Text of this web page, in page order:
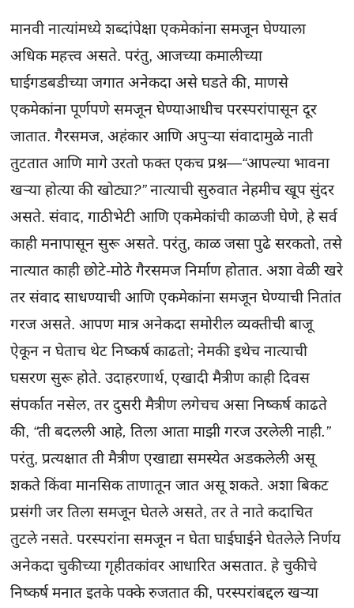
मानवी नात्यांमध्ये शब्दांपेक्षा एकमेकांना समजून घेण्याला
अधिक महत्त्व असते. परंतु, आजच्या कमालीच्या
घाईगडबडीच्या जगात अनेकदा असे घडते की, माणसे
एकमेकांना पूर्णपणे समजून घेण्याआधीच परस्परांपासून दूर
जातात. गैरसमज, अहंकार आणि अपुऱ्या संवादामुळे नाती
तुटतात आणि मागे उरतो फक्त एकच प्रश्न—“आपल्या भावना
खऱ्या होत्या की खोट्या?”नात्याची सुरुवात नेहमीच खूप सुंदर
असते. संवाद, गाठीभेटी आणि एकमेकांची काळजी घेणे, हे सर्व
काही मनापासून सुरू असते. परंतु, काळ जसा पुढे सरकतो, तसे
नात्यात काही छोटे-मोठे गैरसमज निर्माण होतात. अशा वेळी खरे
तर संवाद साधण्याची आणि एकमेकांना समजून घेण्याची नितांत
गरज असते. आपण मात्र अनेकदा समोरील व्यक्तीची बाजू
ऐकून न घेताच थेट निष्कर्ष काढतो; नेमकी इथेच नात्याची
घसरण सुरू होते. उदाहरणार्थ, एखादी मैत्रीण काही दिवस
संपर्कात नसेल, तर दुसरी मैत्रीण लगेचच असा निष्कर्ष काढते
की, “ती बदलली आहे, तिला आता माझी गरज उरलेली नाही.”
परंतु, प्रत्यक्षात ती मैत्रीण एखाद्या समस्येत अडकलेली असू
शकते किंवा मानसिक ताणातून जात असू शकते. अशा बिकट
प्रसंगी जर तिला समजून घेतले असते, तर ते नाते कदाचित
तुटले नसते. परस्परांना समजून न घेता घाईघाईने घेतलेले निर्णय
अनेकदा चुकीच्या गृहीतकांवर आधारित असतात. हे चुकीचे
निष्कर्ष मनात इतके पक्के रुजतात की, परस्परांबद्दल खऱ्या